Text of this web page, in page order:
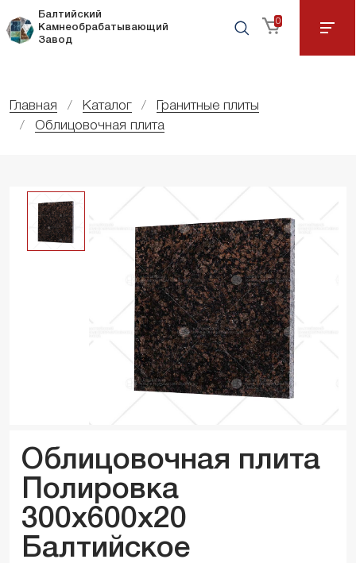
Балтийский
Камнеобрабатывающий
Завод
0
Главная Каталог
Гранитные плиты
Облицовочная плита
Облицовочная плита
Полировка
300x600x20
Балтийское